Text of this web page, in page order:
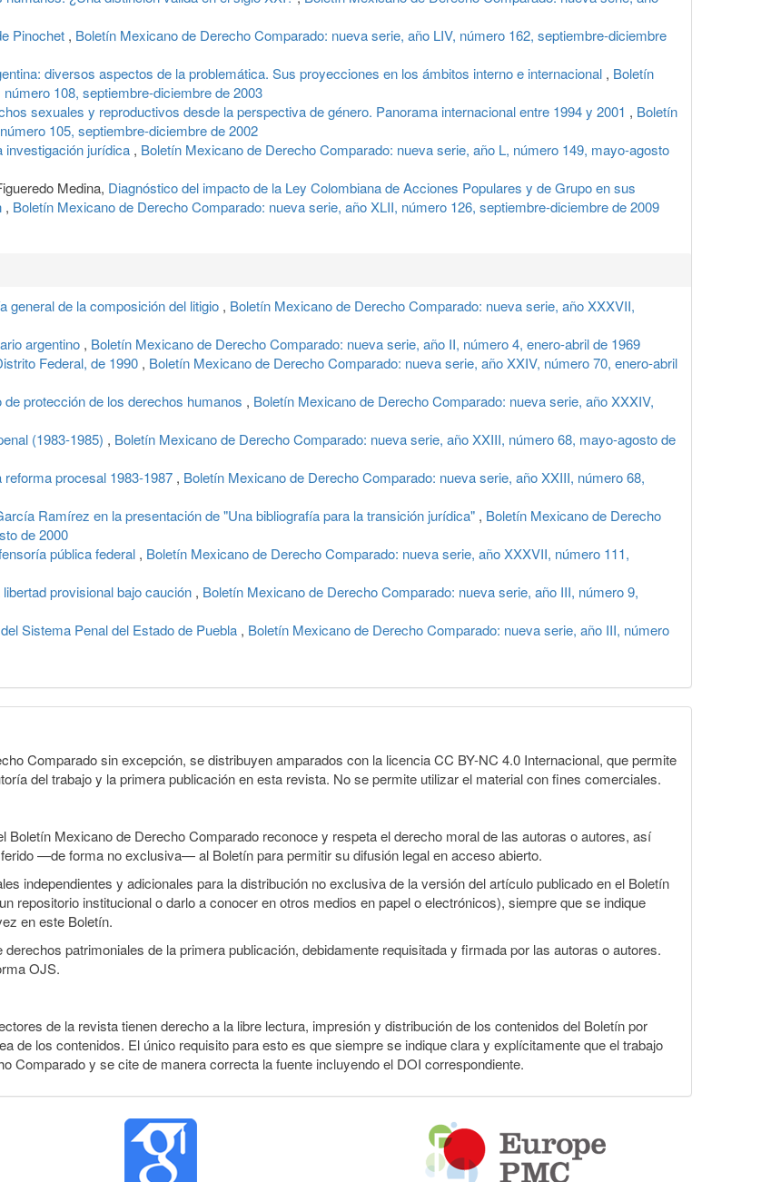
Pinochet , Boletín Mexicano de Derecho Comparado: nueva serie, año LIV, número 162, septiembre-diciembre
diversos aspectos de la problemática. Sus proyecciones en los ámbitos interno e internacional , Boletín
108, septiembre-diciembre de 2003
sexuales y reproductivos desde la perspectiva de género. Panorama internacional entre 1994 y 2001 , Boletín
105, septiembre-diciembre de 2002
investigación jurídica , Boletín Mexicano de Derecho Comparado: nueva serie, año L, número 149, mayo-agosto
Medina, Diagnóstico del impacto de la Ley Colombiana de Acciones Populares y de Grupo en sus
, Boletín Mexicano de Derecho Comparado: nueva serie, año XLII, número 126, septiembre-diciembre de 2009
general de la composición del litigio , Boletín Mexicano de Derecho Comparado: nueva serie, año XXXVII,
argentino , Boletín Mexicano de Derecho Comparado: nueva serie, año II, número 4, enero-abril de 1969
Federal, de 1990 , Boletín Mexicano de Derecho Comparado: nueva serie, año XXIV, número 70, enero-abril
protección de los derechos humanos , Boletín Mexicano de Derecho Comparado: nueva serie, año XXXIV,
(1983-1985) , Boletín Mexicano de Derecho Comparado: nueva serie, año XXIII, número 68, mayo-agosto de
procesal 1983-1987 , Boletín Mexicano de Derecho Comparado: nueva serie, año XXIII, número 68,
Ramírez en la presentación de "Una bibliografía para la transición jurídica" , Boletín Mexicano de Derecho
de 2000
pública federal , Boletín Mexicano de Derecho Comparado: nueva serie, año XXXVII, número 111,
provisional bajo caución , Boletín Mexicano de Derecho Comparado: nueva serie, año III, número 9,
Sistema Penal del Estado de Puebla , Boletín Mexicano de Derecho Comparado: nueva serie, año III, número
Comparado sin excepción, se distribuyen amparados con la licencia CC BY-NC 4.0 Internacional, que permite
del trabajo y la primera publicación en esta revista. No se permite utilizar el material con fines comerciales.
Boletín Mexicano de Derecho Comparado reconoce y respeta el derecho moral de las autoras o autores, así
—de forma no exclusiva— al Boletín para permitir su difusión legal en acceso abierto.
independientes y adicionales para la distribución no exclusiva de la versión del artículo publicado en el Boletín
repositorio institucional o darlo a conocer en otros medios en papel o electrónicos), siempre que se indique
en este Boletín.
patrimoniales de la primera publicación, debidamente requisitada y firmada por las autoras o autores.
OJS.
de la revista tienen derecho a la libre lectura, impresión y distribución de los contenidos del Boletín por
de los contenidos. El único requisito para esto es que siempre se indique clara y explícitamente que el trabajo
Comparado y se cite de manera correcta la fuente incluyendo el DOI correspondiente.